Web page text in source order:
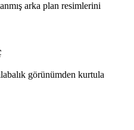
arka plan resimlerini
görünümden kurtula